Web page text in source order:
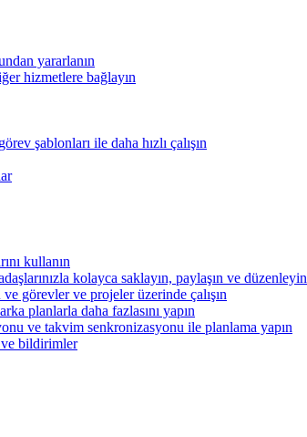
yararlanın
hizmetlere bağlayın
şablonları ile daha hızlı çalışın
kullanın
kolayca saklayın, paylaşın ve düzenleyin
görevler ve projeler üzerinde çalışın
planlarla daha fazlasını yapın
ve takvim senkronizasyonu ile planlama yapın
ve bildirimler